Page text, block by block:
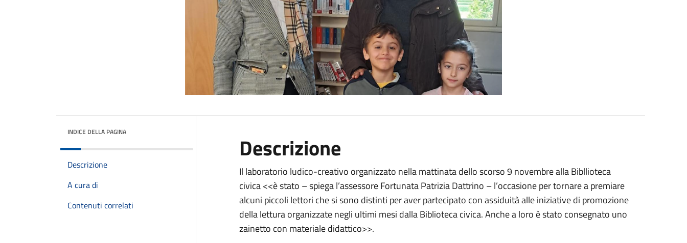
INDICE DELLA PAGINA
Descrizione
A cura di
Contenuti correlati
Descrizione
Il laboratorio ludico-creativo organizzato nella mattinata dello scorso 9 novembre alla Bibllioteca
civica <<è stato – spiega l’assessore Fortunata Patrizia Dattrino – l’occasione per tornare a premiare
alcuni piccoli lettori che si sono distinti per aver partecipato con assiduità alle iniziative di promozione
della lettura organizzate negli ultimi mesi dalla Biblioteca civica. Anche a loro è stato consegnato uno
zainetto con materiale didattico>>.